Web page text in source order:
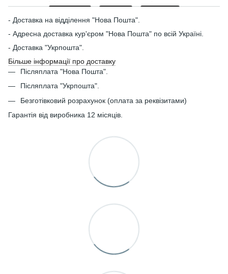
- Доставка на відділення "Нова Пошта".
- Адресна доставка кур'єром "Нова Пошта" по всій Україні.
- Доставка "Укрпошта".
Більше інформації про доставку
Післяплата "Нова Пошта".
Післяплата "Укрпошта".
Безготівковий розрахунок (оплата за реквізитами)
Гарантія від виробника 12 місяців.